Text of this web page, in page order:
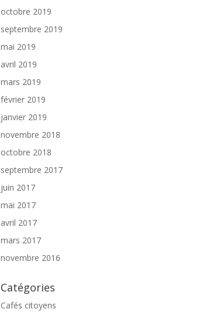
octobre 2019
septembre 2019
mai 2019
avril 2019
mars 2019
février 2019
janvier 2019
novembre 2018
octobre 2018
septembre 2017
juin 2017
mai 2017
avril 2017
mars 2017
novembre 2016
Catégories
Cafés citoyens